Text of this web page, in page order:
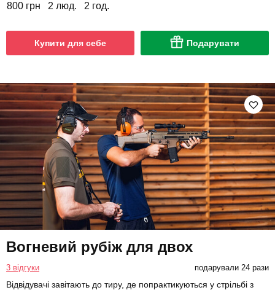
800 грн 2 люд. 2 год.
Купити для себе Подарувати
Вогневий рубіж для двох
3 відгуки подарували 24 рази
Відвідувачі завітають до тиру, де попрактикуються у стрільбі з